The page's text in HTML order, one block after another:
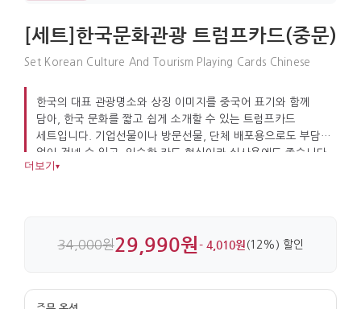
[세트]한국문화관광 트럼프카드(중문)
Set Korean Culture And Tourism Playing Cards Chinese
한국의 대표 관광명소와 상징 이미지를 중국어 표기와 함께
담아, 한국 문화를 짧고 쉽게 소개할 수 있는 트럼프카드
세트입니다. 기업선물이나 방문선물, 단체 배포용으로도 부담
없이 건넬 수 있고, 익숙한 카드 형식이라 실사용에도 좋습니다.
종이 소재로 가볍고 휴대하기 편합니다.
더보기 ▾
34,000원29,990원- 4,010원 (12%) 할인